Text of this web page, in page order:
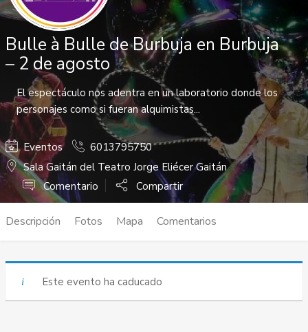
Bulle à Bulle de Burbuja en Burbuja
– 2 de agosto
El espectáculo nos adentra en un laboratorio donde los
personajes como si fueran alquimistas...
Eventos
6013795750
Sala Gaitán del Teatro Jorge Eliécer Gaitán
Comentario
Compartir
Descripción Fotos Mapa Comentarios
Este evento ha caducado